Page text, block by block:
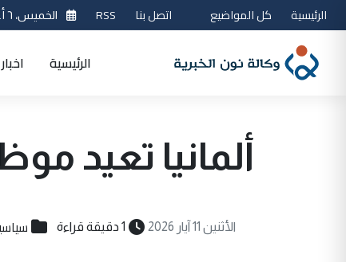
الرئيسية كل المواضيع اتصل بنا RSS الخميس، ٦ أغسطس 2026
الرئيسية اخبار
ألمانيا تعيد
الأثنين 11 آيار 2026 1 دقيقة قراءة